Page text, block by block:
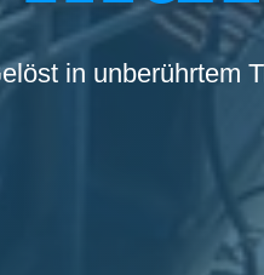
in unberührtem